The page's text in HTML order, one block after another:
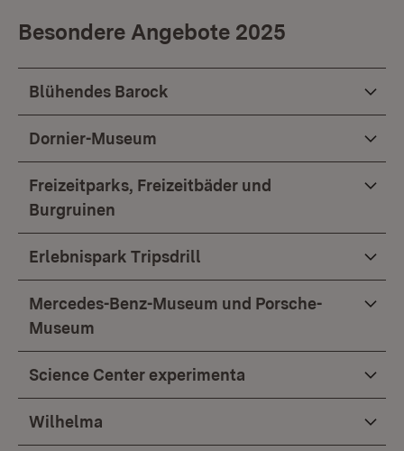
Besondere Angebote 2025
Blühendes Barock
Dornier-Museum
Freizeitparks, Freizeitbäder und
Burgruinen
Erlebnispark Tripsdrill
Mercedes-Benz-Museum und Porsche-
Museum
Science Center experimenta
Wilhelma